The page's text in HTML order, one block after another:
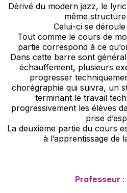
Dérivé du modern jazz, le
même
Celui-ci se
Tout comme le cours de
partie correspond à ce
Dans cette barre sont
échauffement, plusieurs
progresser
chorégraphie qui suivra, un
terminant le travail
progressivement les élèves
prise
La deuxième partie du cours
à l’apprentissage de
Professeur :